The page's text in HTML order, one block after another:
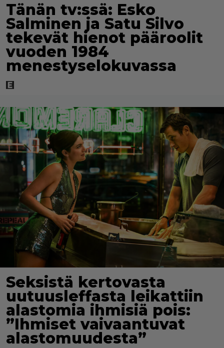
Tänän tv:ssä: Esko
Salminen ja Satu Silvo
tekevät hienot pääroolit
vuoden 1984
menestyselokuvassa
Seksistä kertovasta
uutuusleffasta leikattiin
alastomia ihmisiä pois:
”Ihmiset vaivaantuvat
alastomuudesta”